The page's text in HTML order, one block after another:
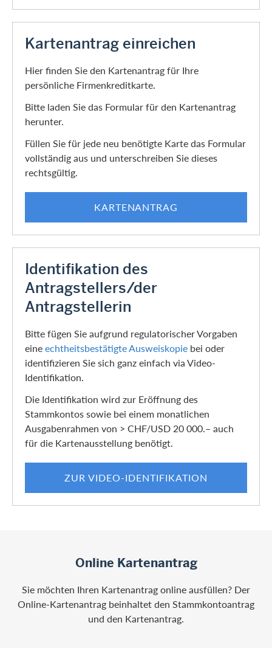
Kartenantrag einreichen
Hier finden Sie den Kartenantrag für Ihre
persönliche Firmenkreditkarte.
Bitte laden Sie das Formular für den Kartenantrag
herunter.
Füllen Sie für jede neu benötigte Karte das Formular
vollständig aus und unterschreiben Sie dieses
rechtsgültig.
KARTENANTRAG
Identifikation des
Antragstellers/der
Antragstellerin
Bitte fügen Sie aufgrund regulatorischer Vorgaben
eineechtheitsbestätigte Ausweiskopie bei oder
identifizieren Sie sich ganz einfach via Video-
Identifikation.
Die Identifikation wird zur Eröffnung des
Stammkontos sowie bei einem monatlichen
Ausgabenrahmen von > CHF/USD 20 000.– auch
für die Kartenausstellung benötigt.
ZUR VIDEO-IDENTIFIKATION
Online Kartenantrag
Sie möchten Ihren Kartenantrag online ausfüllen? Der
Online-Kartenantrag beinhaltet den Stammkontoantrag
und den Kartenantrag.